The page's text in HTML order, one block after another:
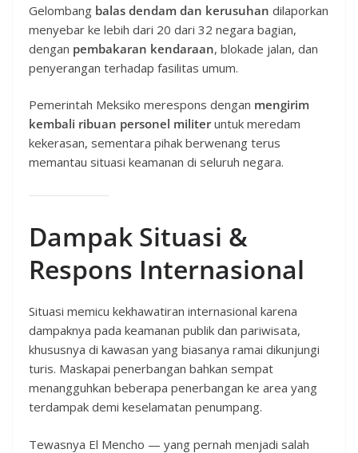
Gelombang balas dendam dan kerusuhan dilaporkan
menyebar ke lebih dari 20 dari 32 negara bagian,
dengan pembakaran kendaraan, blokade jalan, dan
penyerangan terhadap fasilitas umum.
Pemerintah Meksiko merespons dengan mengirim
kembali ribuan personel militeruntuk meredam
kekerasan, sementara pihak berwenang terus
memantau situasi keamanan di seluruh negara.
Dampak Situasi &
Respons Internasional
Situasi memicu kekhawatiran internasional karena
dampaknya pada keamanan publik dan pariwisata,
khususnya di kawasan yang biasanya ramai dikunjungi
turis. Maskapai penerbangan bahkan sempat
menangguhkan beberapa penerbangan ke area yang
terdampak demi keselamatan penumpang.
Tewasnya El Mencho — yang pernah menjadi salah